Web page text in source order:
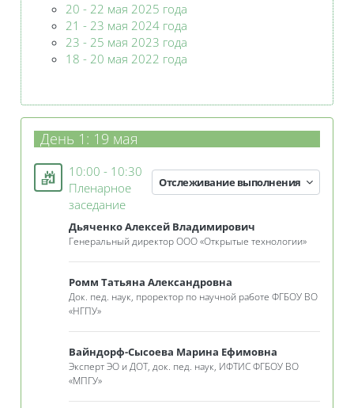
20 - 22 мая 2025 года
21 - 23 мая 2024 года
23 - 25 мая 2023 года
18 - 20 мая 2022 года
День 1: 19 мая
10:00 - 10:30
Пленарное
заседаниеЗанятие 3KL
Отслеживание выполнения
Дьяченко Алексей Владимирович
Генеральный директор ООО «Открытые технологии»
Ромм Татьяна Александровна
Док. пед. наук, проректор по научной работе ФГБОУ ВО
«НГПУ»
Вайндорф-Сысоева Марина Ефимовна
Эксперт ЭО и ДОТ, док. пед. наук, ИФТИС ФГБОУ ВО
«МПГУ»